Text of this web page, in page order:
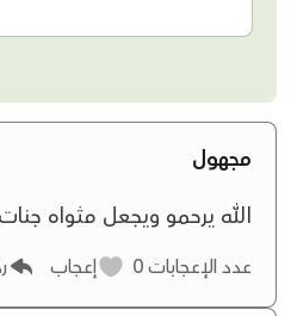
مجهول
الله يرحمو ويجعل مثواه
عدد الإعجابات إعجاب